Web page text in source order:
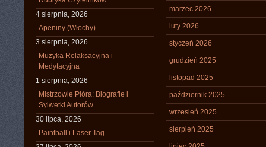
4 sierpnia, 2026
Apeniny (Włochy)
3 sierpnia, 2026
Muzyka Relaksacyjna i
Medytacyjna
1 sierpnia, 2026
Mistrzowie Pióra: Biografie i
Sylwetki Autorów
30 lipca, 2026
Paintball i Laser Tag
marzec 2026
luty 2026
styczeń 2026
grudzień 2025
listopad 2025
październik 2025
wrzesień 2025
sierpień 2025